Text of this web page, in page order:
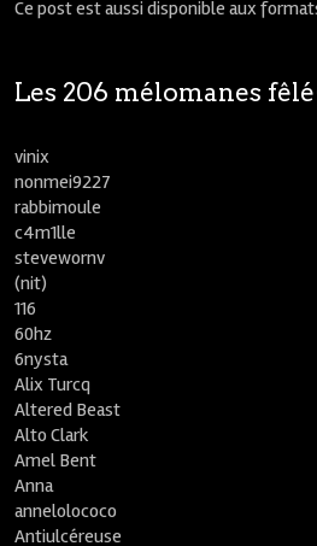
Ce post est aussi disponible aux
Les 206 mélomanes
vinix
nonmei9227
rabbimoule
c4m1lle
stevewornv
(nit)
116
60hz
6nysta
Alix Turcq
Altered Beast
Alto Clark
Amel Bent
Anna
annelolococo
Antiulcéreuse